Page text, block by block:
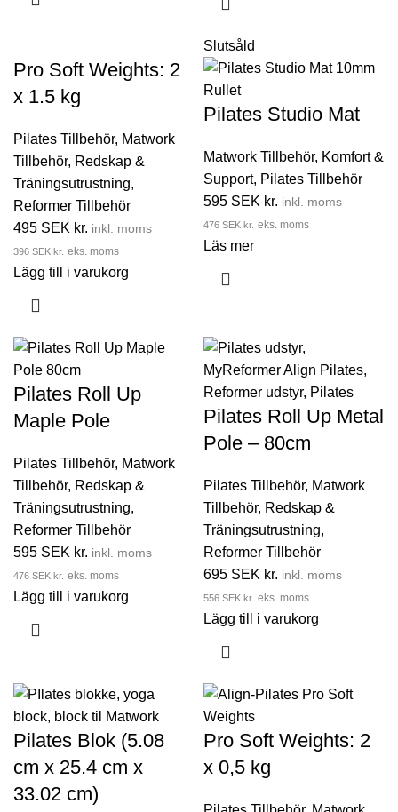
Pro Soft Weights: 2
x 1.5 kg
Pilates Tillbehör, Matwork
Tillbehör, Redskap &
Träningsutrustning,
Reformer Tillbehör
495 SEK kr. inkl. moms
396 SEK kr. eks. moms
Lägg till i varukorg
Slutsåld
Pilates Studio Mat
Matwork Tillbehör, Komfort &
Support, Pilates Tillbehör
595 SEK kr. inkl. moms
476 SEK kr. eks. moms
Läs mer
Pilates Roll Up
Maple Pole
Pilates Tillbehör, Matwork
Tillbehör, Redskap &
Träningsutrustning,
Reformer Tillbehör
595 SEK kr. inkl. moms
476 SEK kr. eks. moms
Lägg till i varukorg
Pilates Roll Up Metal
Pole – 80cm
Pilates Tillbehör, Matwork
Tillbehör, Redskap &
Träningsutrustning,
Reformer Tillbehör
695 SEK kr. inkl. moms
556 SEK kr. eks. moms
Lägg till i varukorg
Pilates Blok (5.08
cm x 25.4 cm x
33.02 cm)
Pro Soft Weights: 2
x 0,5 kg